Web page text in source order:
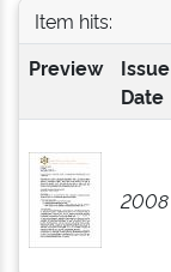
Item hits:
Preview
Issue
Date
2008